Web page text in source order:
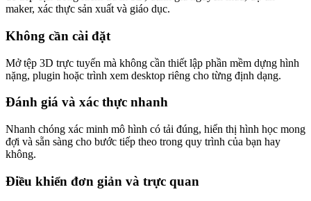
maker, xác thực sản xuất và giáo dục.
Không cần cài đặt
Mở tệp 3D trực tuyến mà không cần thiết lập phần mềm dựng hình
nặng, plugin hoặc trình xem desktop riêng cho từng định dạng.
Đánh giá và xác thực nhanh
Nhanh chóng xác minh mô hình có tải đúng, hiển thị hình học mong
đợi và sẵn sàng cho bước tiếp theo trong quy trình của bạn hay
không.
Điều khiển đơn giản và trực quan